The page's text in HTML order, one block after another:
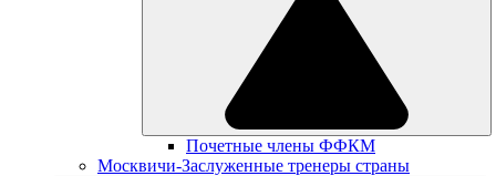
Почетные члены ФФКМ
Москвичи-Заслуженные тренеры страны